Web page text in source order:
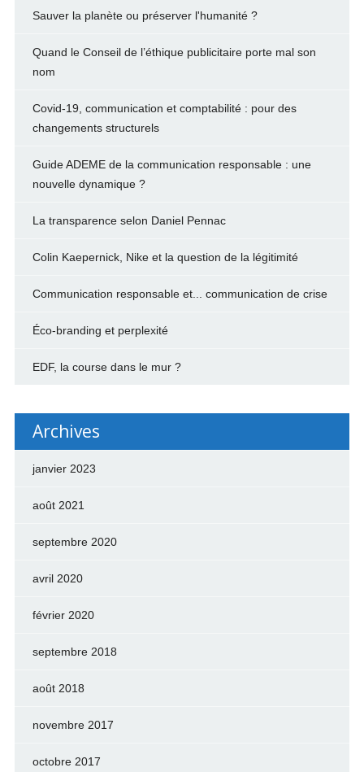
Sauver la planète ou préserver l'humanité ?
Quand le Conseil de l’éthique publicitaire porte mal son
nom
Covid-19, communication et comptabilité : pour des
changements structurels
Guide ADEME de la communication responsable : une
nouvelle dynamique ?
La transparence selon Daniel Pennac
Colin Kaepernick, Nike et la question de la légitimité
Communication responsable et... communication de crise
Éco-branding et perplexité
EDF, la course dans le mur ?
Archives
janvier 2023
août 2021
septembre 2020
avril 2020
février 2020
septembre 2018
août 2018
novembre 2017
octobre 2017